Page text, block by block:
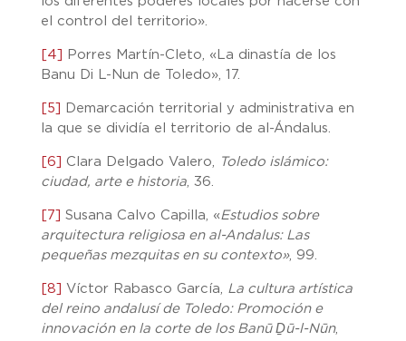
el control del territorio».
[4]
Porres Martín-Cleto, «La dinastía de los
Banu Di L-Nun de Toledo», 17.
[5]
Demarcación territorial y administrativa en
la que se dividía el territorio de al-Ándalus.
[6] Clara Delgado Valero, Toledo islámico:
ciudad, arte e historia, 36.
[7] Susana Calvo Capilla, «Estudios sobre
arquitectura religiosa en al-Andalus: Las
pequeñas mezquitas en su contexto», 99.
[8] Víctor Rabasco García, La cultura artística
del reino andalusí de Toledo: Promoción e
innovación en la corte de los Banū Ḏū-l-Nūn,